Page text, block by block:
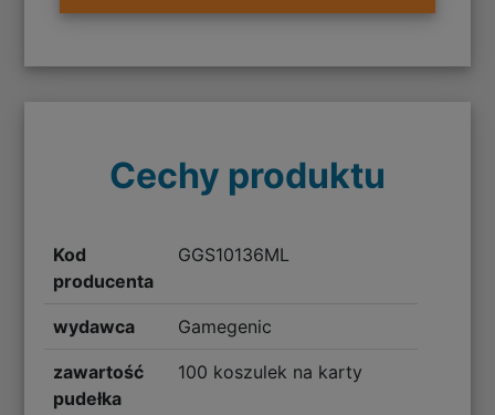
Cechy produktu
Kod
producenta
GGS10136ML
wydawca Gamegenic
zawartość
pudełka
100 koszulek na karty